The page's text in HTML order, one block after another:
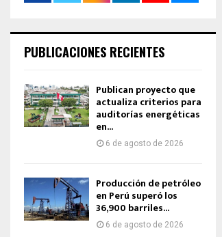
PUBLICACIONES RECIENTES
Publican proyecto que
actualiza criterios para
auditorías energéticas
en...
6 de agosto de 2026
Producción de petróleo
en Perú superó los
36,900 barriles...
6 de agosto de 2026